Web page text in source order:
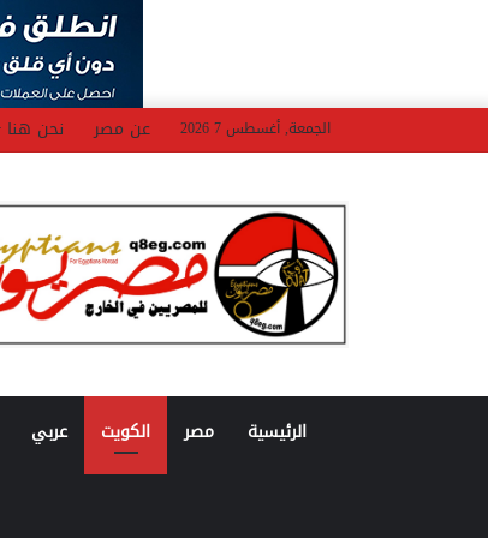
الجمعة, أغسطس 7 2026 عن مصر نحن هنا
الرئيسية مصر الكويت عربي